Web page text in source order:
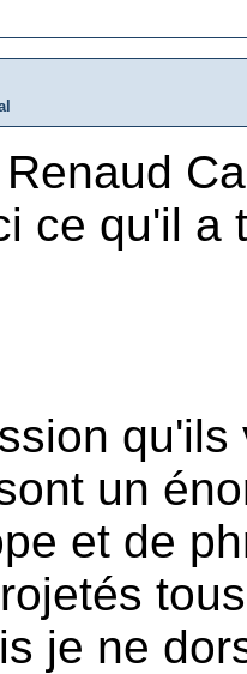
ce qu'il a
un
et de
je ne